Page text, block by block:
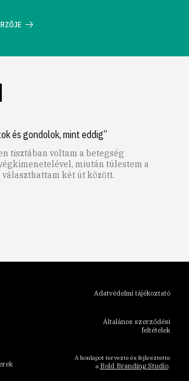
és gondolok, mint eddig”
tisztában voltam a betegség
miután túlestem a
két út között.
Adatvédelmi tájékoztató
Általános szerződési
feltételek
A honlapot tervezte és fejlesztette
a Bold Branding Studio.